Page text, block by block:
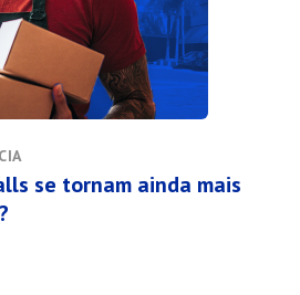
se tornam ainda mais